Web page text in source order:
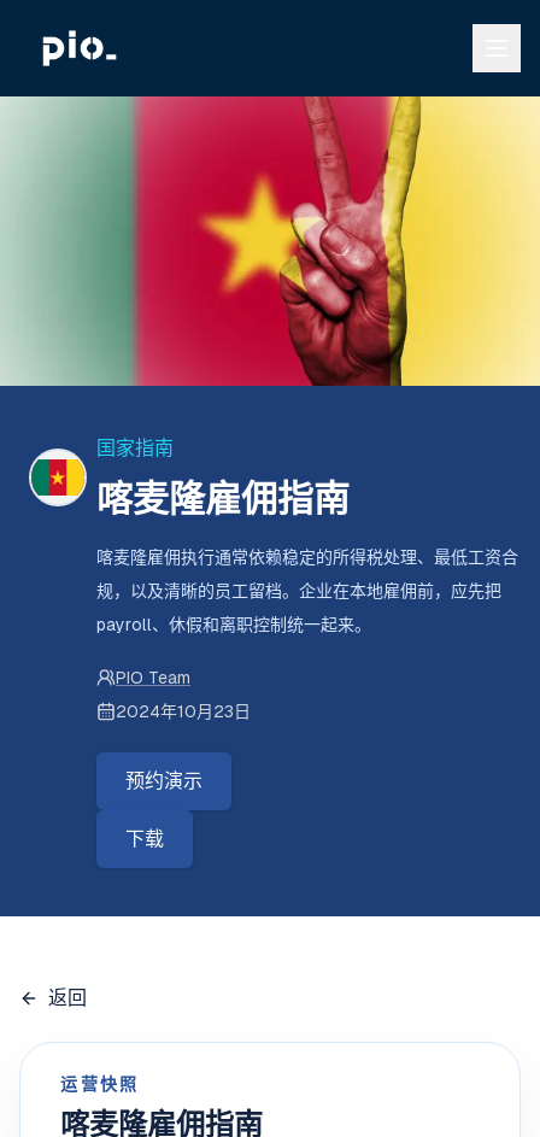
国家指南
喀麦隆雇佣指南
喀麦隆雇佣执行通常依赖稳定的所得税处理、最低工资合
规，以及清晰的员工留档。企业在本地雇佣前，应先把
payroll、休假和离职控制统一起来。
PIO Team
2024年10月23日
预约演示
下载
返回
运营快照
喀麦隆雇佣指南